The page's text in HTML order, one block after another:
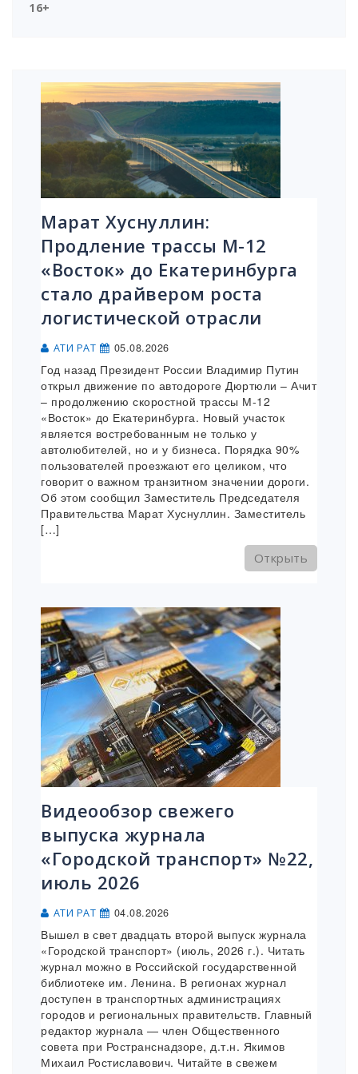
16+
Марат Хуснуллин:
Продление трассы М-12
«Восток» до Екатеринбурга
стало драйвером роста
логистической отрасли
АТИ РАТ 05.08.2026
Год назад Президент России Владимир Путин
открыл движение по автодороге Дюртюли – Ачит
– продолжению скоростной трассы М-12
«Восток» до Екатеринбурга. Новый участок
является востребованным не только у
автолюбителей, но и у бизнеса. Порядка 90%
пользователей проезжают его целиком, что
говорит о важном транзитном значении дороги.
Об этом сообщил Заместитель Председателя
Правительства Марат Хуснуллин. Заместитель
[…]
Открыть
Видеообзор свежего
выпуска журнала
«Городской транспорт» №22,
июль 2026
АТИ РАТ 04.08.2026
Вышел в свет двадцать второй выпуск журнала
«Городской транспорт» (июль, 2026 г.). Читать
журнал можно в Российской государственной
библиотеке им. Ленина. В регионах журнал
доступен в транспортных администрациях
городов и региональных правительств. Главный
редактор журнала — член Общественного
совета при Ространснадзоре, д.т.н. Якимов
Михаил Ростиславович. Читайте в свежем